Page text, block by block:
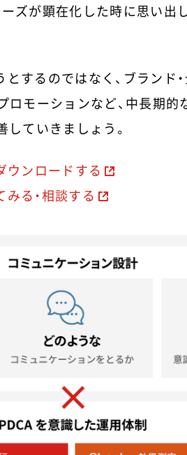
ズが顕在化した時に思い出
するのではなく、ブランド
ロモーションなど、中長期
していきましょう。
ウンロードする
る・相談する